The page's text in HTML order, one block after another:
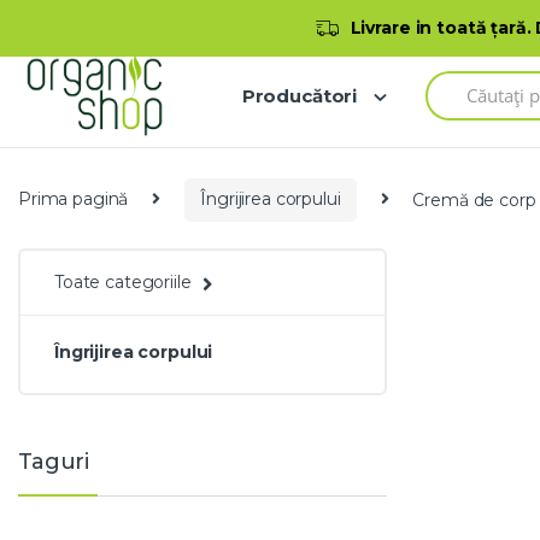
Producători
S
e
r
f
Prima pagină Îngrijirea corpului Cremă de
Toate categoriile
Îngrijirea corpului
Taguri
Livrare in toată